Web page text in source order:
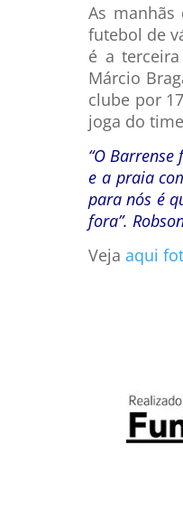
As
futebol de
é a
Márcio
clube por
joga do
“O
e a praia
para nós é
fora”.
Veja aqui